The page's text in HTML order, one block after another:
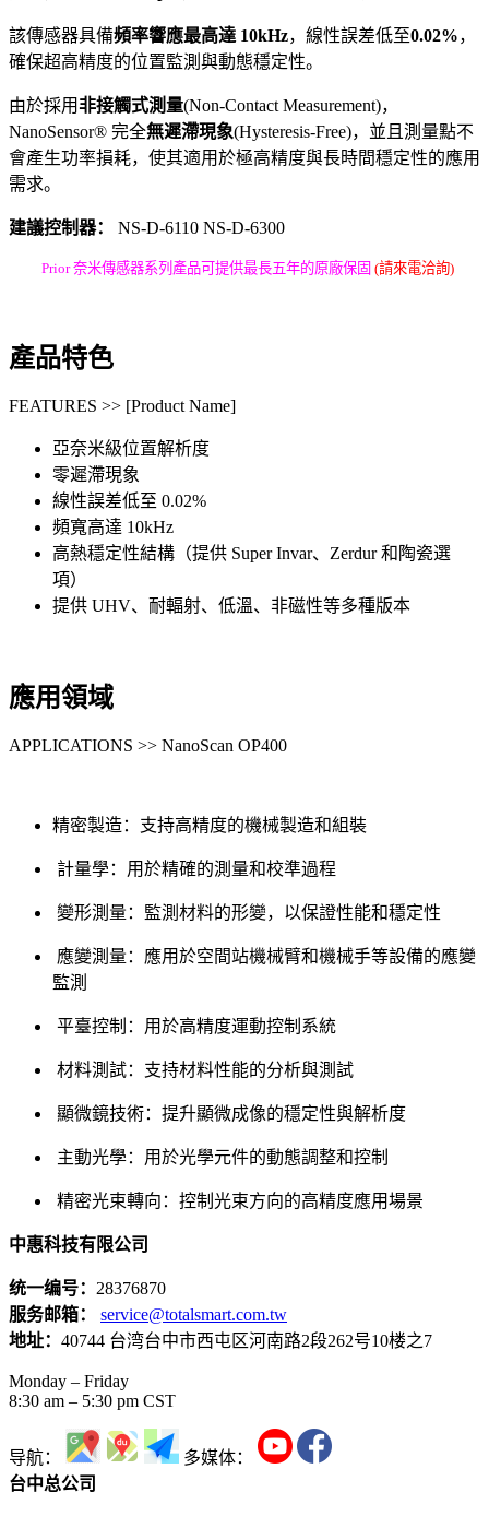
該傳感器具備頻率響應最高達 10kHz，線性誤差低至0.02%，
確保超高精度的位置監測與動態穩定性。
由於採用非接觸式測量(Non-Contact Measurement)，
NanoSensor® 完全無遲滯現象(Hysteresis-Free)，並且測量點不
會產生功率損耗，使其適用於極高精度與長時間穩定性的應用
需求。
建議控制器： NS-D-6110 NS-D-6300
Prior 奈米傳感器系列產品可提供最長五年的原廠保固 (請來電洽詢)
產品特色
FEATURES >> [Product Name]
亞奈米級位置解析度
零遲滯現象
線性誤差低至 0.02%
頻寬高達 10kHz
高熱穩定性結構（提供 Super Invar、Zerdur 和陶瓷選
項）
提供 UHV、耐輻射、低溫、非磁性等多種版本
應用領域
APPLICATIONS >> NanoScan OP400
精密製造：支持高精度的機械製造和組裝
計量學：用於精確的測量和校準過程
變形測量：監測材料的形變，以保證性能和穩定性
應變測量：應用於空間站機械臂和機械手等設備的應變
監測
平臺控制：用於高精度運動控制系統
材料測試：支持材料性能的分析與測試
顯微鏡技術：提升顯微成像的穩定性與解析度
主動光學：用於光學元件的動態調整和控制
精密光束轉向：控制光束方向的高精度應用場景
中惠科技有限公司
统一编号： 28376870
服务邮箱：
service@totalsmart.com.tw
地址： 40744 台湾台中市西屯区河南路2段262号10楼之7
Monday – Friday
8:30 am – 5:30 pm CST
导航：
多媒体：
台中总公司